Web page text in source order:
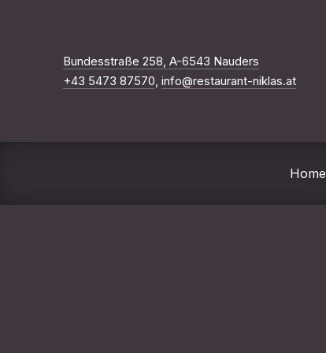
Bundesstraße 258, A-6543 Nauders
+43 5473 87570, info@restaurant-niklas.at
Home